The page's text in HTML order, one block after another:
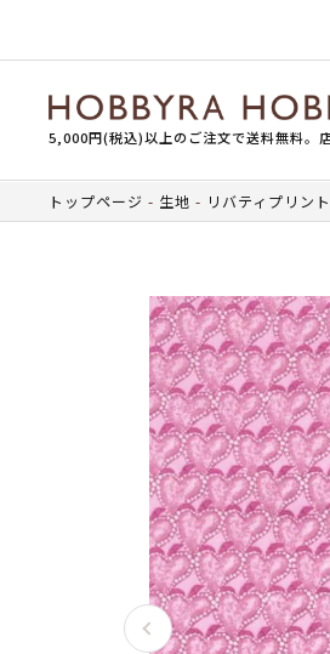
5,000円(税込)以上のご注文で送料無料。
トップページ 生地 リバティプリン